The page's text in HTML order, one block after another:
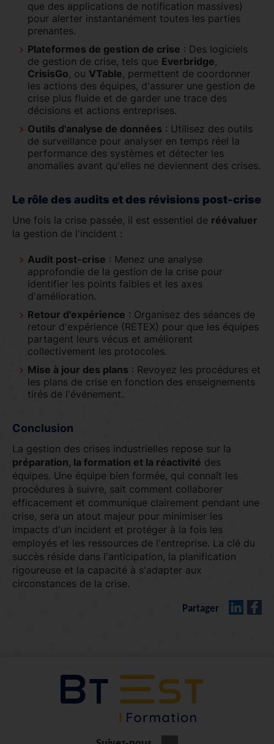
que des applications de notification massives)
pour alerter instantanément toutes les parties
prenantes.
Plateformes de gestion de crise : Des logiciels
de gestion de crise, tels que Everbridge,
CrisisGo, ou VTable, permettent de coordonner
les actions des équipes, d'assurer une gestion de
crise plus fluide et de garder une trace des
décisions et actions entreprises.
Outils d'analyse de données : Utilisez des outils
de surveillance pour analyser en temps réel la
performance des systèmes et détecter les
anomalies avant qu'elles ne deviennent des crises.
Le rôle des audits et des révisions post-crise
Une fois la crise passée, il est essentiel de réévaluer
la gestion de l'incident :
Audit post-crise : Menez une analyse
approfondie de la gestion de la crise pour
identifier les points faibles et les axes
d'amélioration.
Retour d'expérience : Organisez des séances de
retour d'expérience (RETEX) pour que les équipes
partagent leurs vécus et améliorent
collectivement les protocoles.
Mise à jour des plans : Revoyez les procédures et
les plans de crise en fonction des enseignements
tirés de l'événement.
Conclusion
La gestion des crises industrielles repose sur la
préparation, la formation et la réactivité des
équipes. Une équipe bien formée, qui connaît les
procédures à suivre, sait comment collaborer
efficacement et communique clairement pendant une
crise, sera un atout majeur pour minimiser les
impacts d'un incident et protéger à la fois les
employés et les ressources de l'entreprise. La clé du
succès réside dans l'anticipation, la planification
rigoureuse et la capacité à s'adapter aux
circonstances de la crise.
Partager